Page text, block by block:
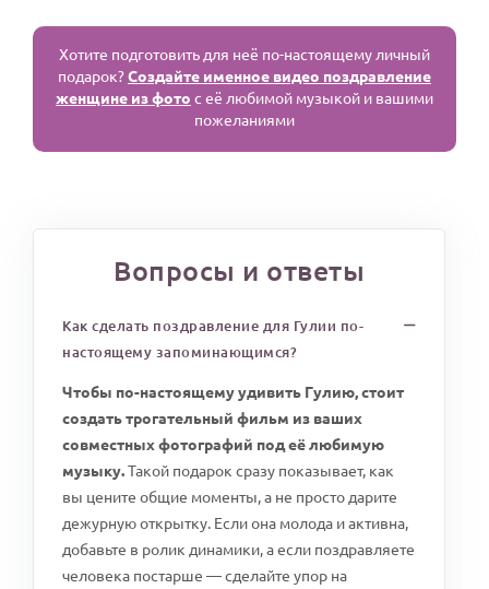
Хотите подготовить для неё по-настоящему личный
подарок?Создайте именное видео поздравление
женщине из фото с её любимой музыкой и вашими
пожеланиями
Вопросы и ответы
Как сделать поздравление для Гулии по-
настоящему запоминающимся?
Чтобы по-настоящему удивить Гулию, стоит
создать трогательный фильм из ваших
совместных фотографий под её любимую
музыку.Такой подарок сразу показывает, как
вы цените общие моменты, а не просто дарите
дежурную открытку. Если она молода и активна,
добавьте в ролик динамики, а если поздравляете
человека постарше — сделайте упор на